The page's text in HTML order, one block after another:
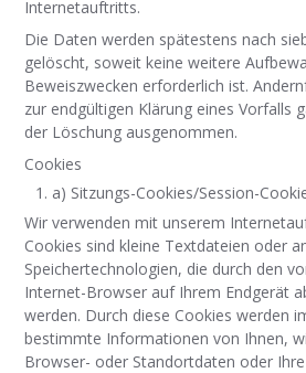
Internetauftritts.
Die Daten werden spätestens nach
gelöscht, soweit keine weitere
Beweiszwecken erforderlich ist.
zur endgültigen Klärung eines Vorfalls
der Löschung ausgenommen.
Cookies
a) Sitzungs-Cookies/Session-
Wir verwenden mit unserem
Cookies sind kleine Textdateien oder
Speichertechnologien, die durch den
Internet-Browser auf Ihrem Endgerät
werden. Durch diese Cookies werden
bestimmte Informationen von Ihnen,
Browser- oder Standortdaten oder